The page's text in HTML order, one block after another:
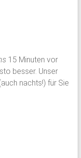
15 Minuten vor
besser. Unser
nachts!) für Sie